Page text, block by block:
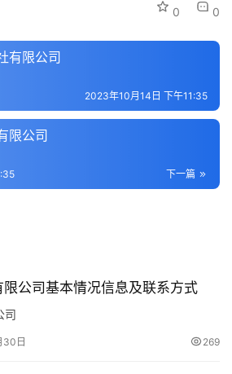
0 0
有限公司
2023年10月14日 下午11:35
限公司
下一篇
公司基本情况信息及联系方式
司
30日 269